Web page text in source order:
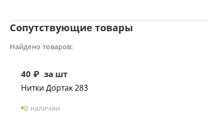
Сопутствующие товары
Найдено товаров:
40 ₽ за шт
Нитки Дортак 283
В наличии